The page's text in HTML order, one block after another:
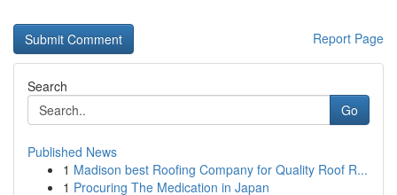
Report Page
Search
Go
Published News
1 Madison best Roofing Company for Quality Roof R...
1 Procuring The Medication in Japan